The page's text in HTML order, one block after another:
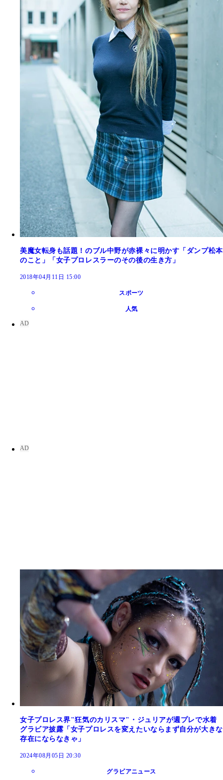
美魔女転身も話題！のブル中野が赤裸々に明かす「ダンプ松本
のこと」「女子プロレスラーのその後の生き方」
2018年04月11日 15:00
スポーツ
人気
女子プロレス界"狂気のカリスマ"・ジュリアが週プレで水着
グラビア披露「女子プロレスを変えたいならまず自分が大きな
存在にならなきゃ」
2024年08月05日 20:30
グラビアニュース